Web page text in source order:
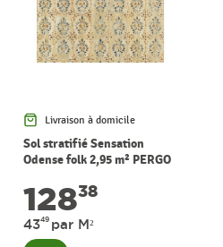
Livraison à domicile
Sol stratifié Sensation
Odense folk 2,95 m² PERGO
12838
4349 par M²